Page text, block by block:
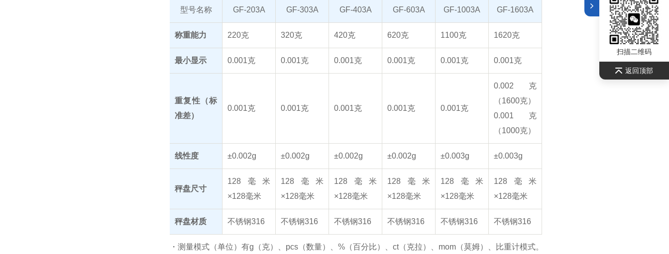
型号名称 GF-203A GF-303A GF-403A GF-603A GF-1003A GF-1603A
称重能力 220克 320克 420克 620克 1100克 1620克
最小显示 0.001克 0.001克 0.001克 0.001克 0.001克 0.001克
重复性（标
准差）
0.001克 0.001克 0.001克 0.001克 0.001克
0.002克
（1600克）
0.001克
（1000克）
线性度 ±0.002g ±0.002g ±0.002g ±0.002g ±0.003g ±0.003g
秤盘尺寸
128毫米
×128毫米
128毫米
×128毫米
128毫米
×128毫米
128毫米
×128毫米
128毫米
×128毫米
128毫米
×128毫米
秤盘材质 不锈钢316 不锈钢316 不锈钢316 不锈钢316 不锈钢316 不锈钢316
・测量模式（单位）有g（克）、pcs（数量）、%（百分比）、ct（克拉）、mom（莫姆）、比重计模式。
扫描二维码
返回顶部